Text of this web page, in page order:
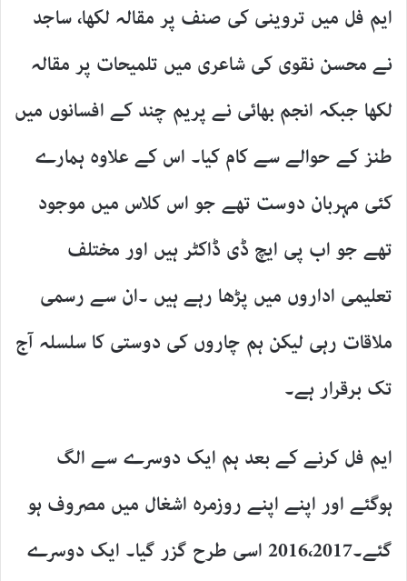
ایم فل میں تروینی کی صنف پر مقالہ لکھا، ساجد
نے محسن نقوی کی شاعری میں تلمیحات پر مقالہ
لکھا جبکہ انجم بھائی نے پریم چند کے افسانوں میں
طنز کے حوالے سے کام کیا۔ اس کے علاوہ ہمارے
کئی مہربان دوست تھے جو اس کلاس میں موجود
تھے جو اب پی ایچ ڈی ڈاکٹر ہیں اور مختلف
تعلیمی اداروں میں پڑھا رہے ہیں ۔ان سے رسمی
ملاقات رہی لیکن ہم چاروں کی دوستی کا سلسلہ آج
تک برقرار ہے۔
ایم فل کرنے کے بعد ہم ایک دوسرے سے الگ
ہوگئے اور اپنے اپنے روزمرہ اشغال میں مصروف ہو
گئے۔2016،2017 اسی طرح گزر گیا۔ ایک دوسرے